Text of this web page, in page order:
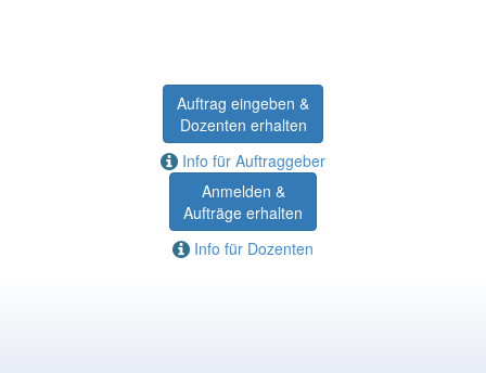
Auftrag eingeben &
Dozenten erhalten
Info für Auftraggeber
Anmelden &
Aufträge erhalten
Info für Dozenten